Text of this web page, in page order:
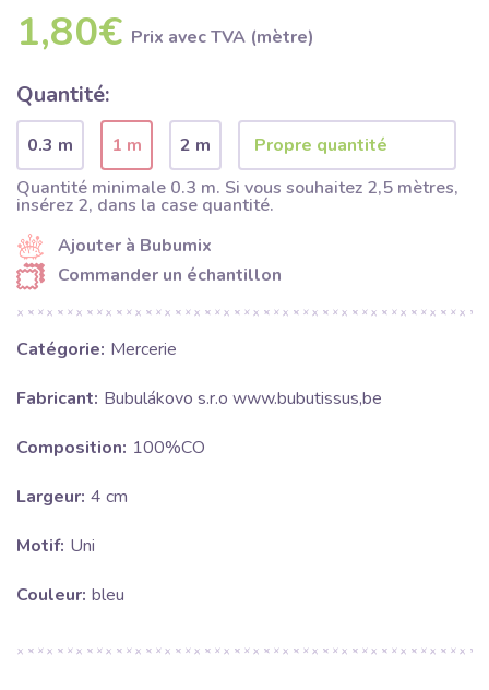
1,80€ Prix ​​avec TVA (mètre)
Quantité:
0.3 m 1 m
2 m
Quantité minimale 0.3 m. Si vous souhaitez 2,5 mètres,
insérez 2, dans la case quantité.
Ajouter à Bubumix
Commander un échantillon
Catégorie: Mercerie
Fabricant: Bubulákovo s.r.o www.bubutissus,be
Composition: 100%CO
Largeur: 4 cm
Motif: Uni
Couleur: bleu